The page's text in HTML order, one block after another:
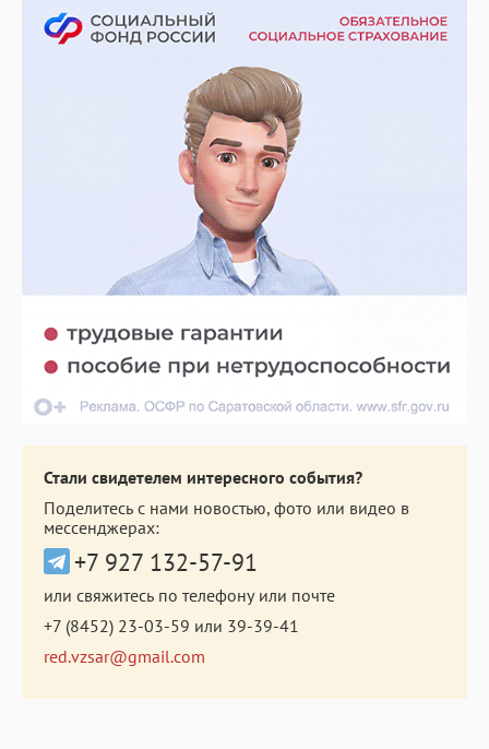
Стали свидетелем интересного события?
Поделитесь с нами новостью, фото или видео в
мессенджерах:
+7 927 132-57-91
или свяжитесь по телефону или почте
+7 (8452) 23-03-59 или 39-39-41
red.vzsar@gmail.com